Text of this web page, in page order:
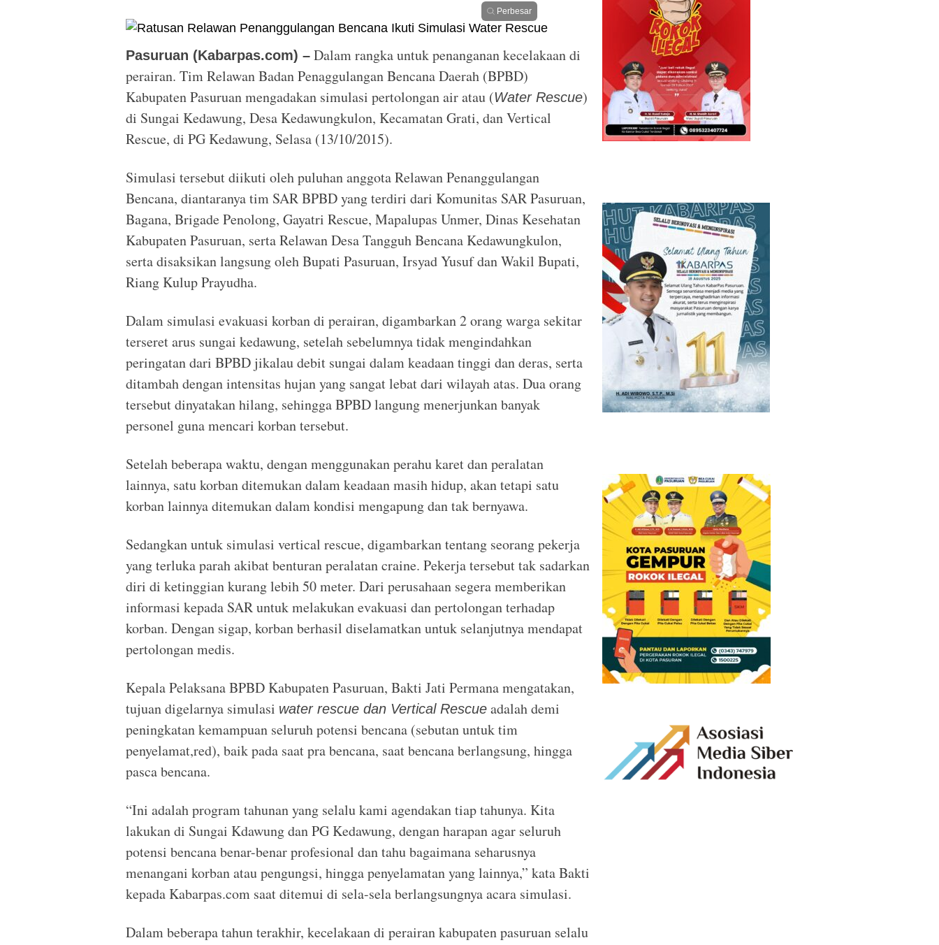
Perbesar
Pasuruan (Kabarpas.com) – Dalam rangka untuk penanganan kecelakaan di
perairan. Tim Relawan Badan Penaggulangan Bencana Daerah (BPBD)
Kabupaten Pasuruan mengadakan simulasi pertolongan air atau (Water Rescue)
di Sungai Kedawung, Desa Kedawungkulon, Kecamatan Grati, dan Vertical
Rescue, di PG Kedawung, Selasa (13/10/2015).
Simulasi tersebut diikuti oleh puluhan anggota Relawan Penanggulangan
Bencana, diantaranya tim SAR BPBD yang terdiri dari Komunitas SAR Pasuruan,
Bagana, Brigade Penolong, Gayatri Rescue, Mapalupas Unmer, Dinas Kesehatan
Kabupaten Pasuruan, serta Relawan Desa Tangguh Bencana Kedawungkulon,
serta disaksikan langsung oleh Bupati Pasuruan, Irsyad Yusuf dan Wakil Bupati,
Riang Kulup Prayudha.
Dalam simulasi evakuasi korban di perairan, digambarkan 2 orang warga sekitar
terseret arus sungai kedawung, setelah sebelumnya tidak mengindahkan
peringatan dari BPBD jikalau debit sungai dalam keadaan tinggi dan deras, serta
ditambah dengan intensitas hujan yang sangat lebat dari wilayah atas. Dua orang
tersebut dinyatakan hilang, sehingga BPBD langung menerjunkan banyak
personel guna mencari korban tersebut.
Setelah beberapa waktu, dengan menggunakan perahu karet dan peralatan
lainnya, satu korban ditemukan dalam keadaan masih hidup, akan tetapi satu
korban lainnya ditemukan dalam kondisi mengapung dan tak bernyawa.
Sedangkan untuk simulasi vertical rescue, digambarkan tentang seorang pekerja
yang terluka parah akibat benturan peralatan craine. Pekerja tersebut tak sadarkan
diri di ketinggian kurang lebih 50 meter. Dari perusahaan segera memberikan
informasi kepada SAR untuk melakukan evakuasi dan pertolongan terhadap
korban. Dengan sigap, korban berhasil diselamatkan untuk selanjutnya mendapat
pertolongan medis.
Kepala Pelaksana BPBD Kabupaten Pasuruan, Bakti Jati Permana mengatakan,
tujuan digelarnya simulasi water rescue dan Vertical Rescue adalah demi
peningkatan kemampuan seluruh potensi bencana (sebutan untuk tim
penyelamat,red), baik pada saat pra bencana, saat bencana berlangsung, hingga
pasca bencana.
“Ini adalah program tahunan yang selalu kami agendakan tiap tahunya. Kita
lakukan di Sungai Kdawung dan PG Kedawung, dengan harapan agar seluruh
potensi bencana benar-benar profesional dan tahu bagaimana seharusnya
menangani korban atau pengungsi, hingga penyelamatan yang lainnya,” kata Bakti
kepada Kabarpas.com saat ditemui di sela-sela berlangsungnya acara simulasi.
Dalam beberapa tahun terakhir, kecelakaan di perairan kabupaten pasuruan selalu